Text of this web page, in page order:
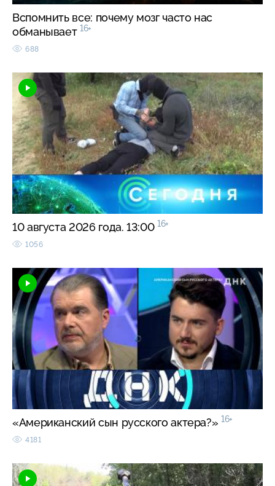
Вспомнить все: почему мозг часто нас
обманывает 16+
688
10 августа 2026 года. 13:00 16+
1056
«Американский сын русского актера?» 16+
4181